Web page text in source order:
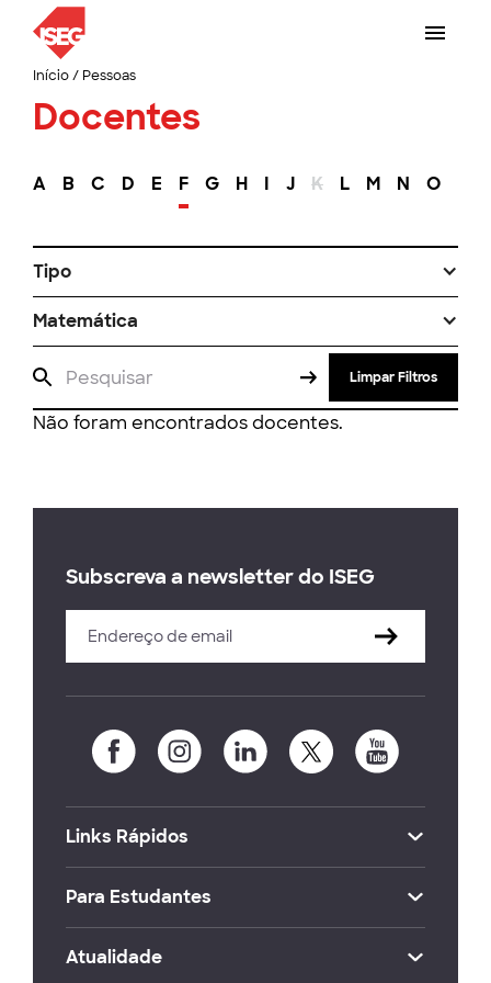
Início/ Pessoas
Docentes
A B C D E F G H I J K L M N O
Tipo
Matemática
Limpar Filtros
Não foram encontrados docentes.
Subscreva a newsletter do ISEG
Links Rápidos
Para Estudantes
Atualidade